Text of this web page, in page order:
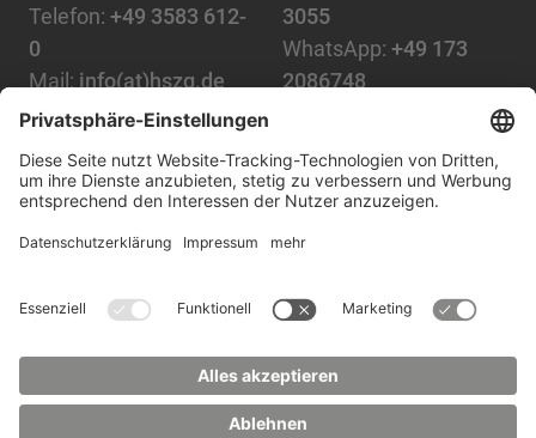
Telefon: +49 3583 612-
0
Mail: info(at)hszg.de
3055
WhatsApp: +49 173
2086748
Alle StudiengängeDatenschutz
ImpressumBarrierefreiheitPresse